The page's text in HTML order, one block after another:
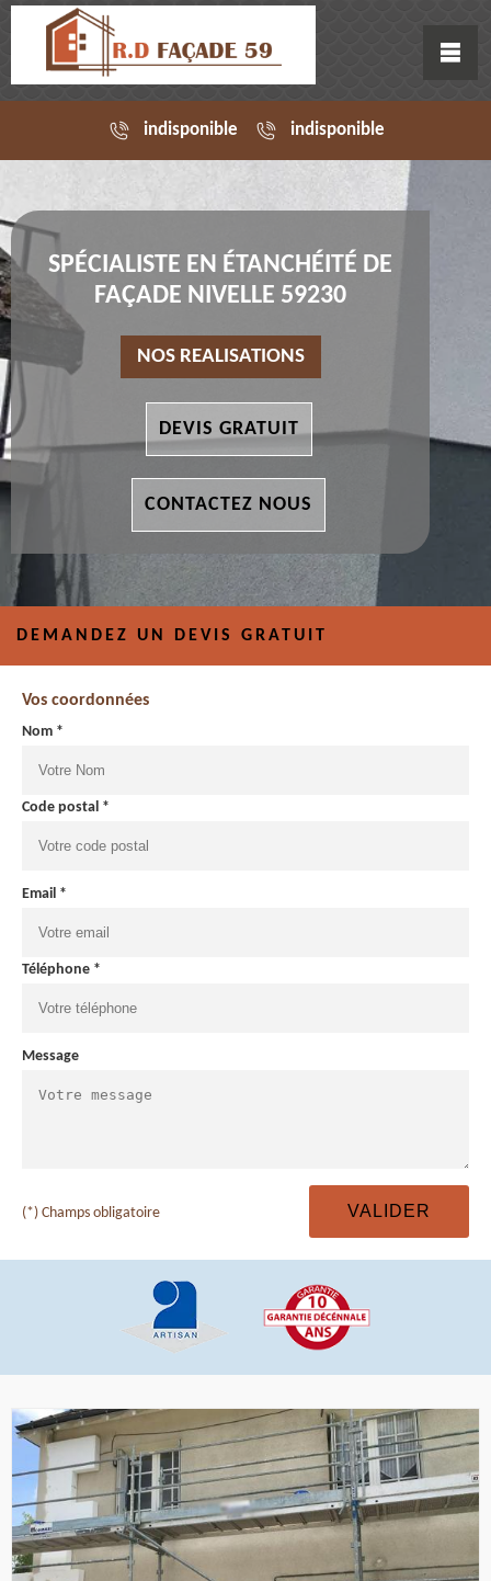
indisponible indisponible
SPÉCIALISTE EN ÉTANCHÉITÉ DE
FAÇADE NIVELLE 59230
NOS REALISATIONS
DEVIS GRATUIT
CONTACTEZ NOUS
DEMANDEZ UN DEVIS GRATUIT
Vos coordonnées
Nom *
Code postal *
Email *
Téléphone *
Message
(*) Champs obligatoire